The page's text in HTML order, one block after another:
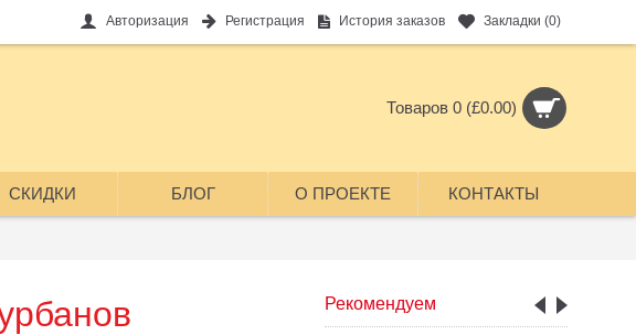
Авторизация Регистрация История заказов Закладки (0)
Товаров 0 (£0.00)
СКИДКИ БЛОГ О ПРОЕКТЕ КОНТАКТЫ
Рекомендуем